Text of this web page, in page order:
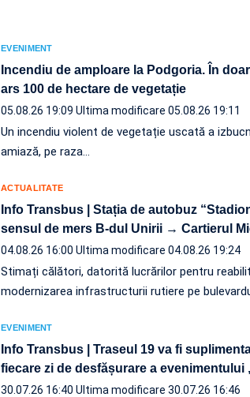
EVENIMENT
Incendiu de amploare la Podgoria. În
ars 100 de hectare de vegetație
05.08.26 19:09 Ultima modificare 05.08.26 19:11
Un incendiu violent de vegetație uscată a
amiază, pe raza…
ACTUALITATE
Info Transbus | Stația de autobuz
sensul de mers B-dul Unirii → Cartierul
04.08.26 16:00 Ultima modificare 04.08.26 19:24
Stimați călători, datorită lucrărilor pentru
modernizarea infrastructurii rutiere pe
EVENIMENT
Info Transbus | Traseul 19 va fi
fiecare zi de desfășurare a evenimentului
30.07.26 16:40 Ultima modificare 30.07.26 16:46